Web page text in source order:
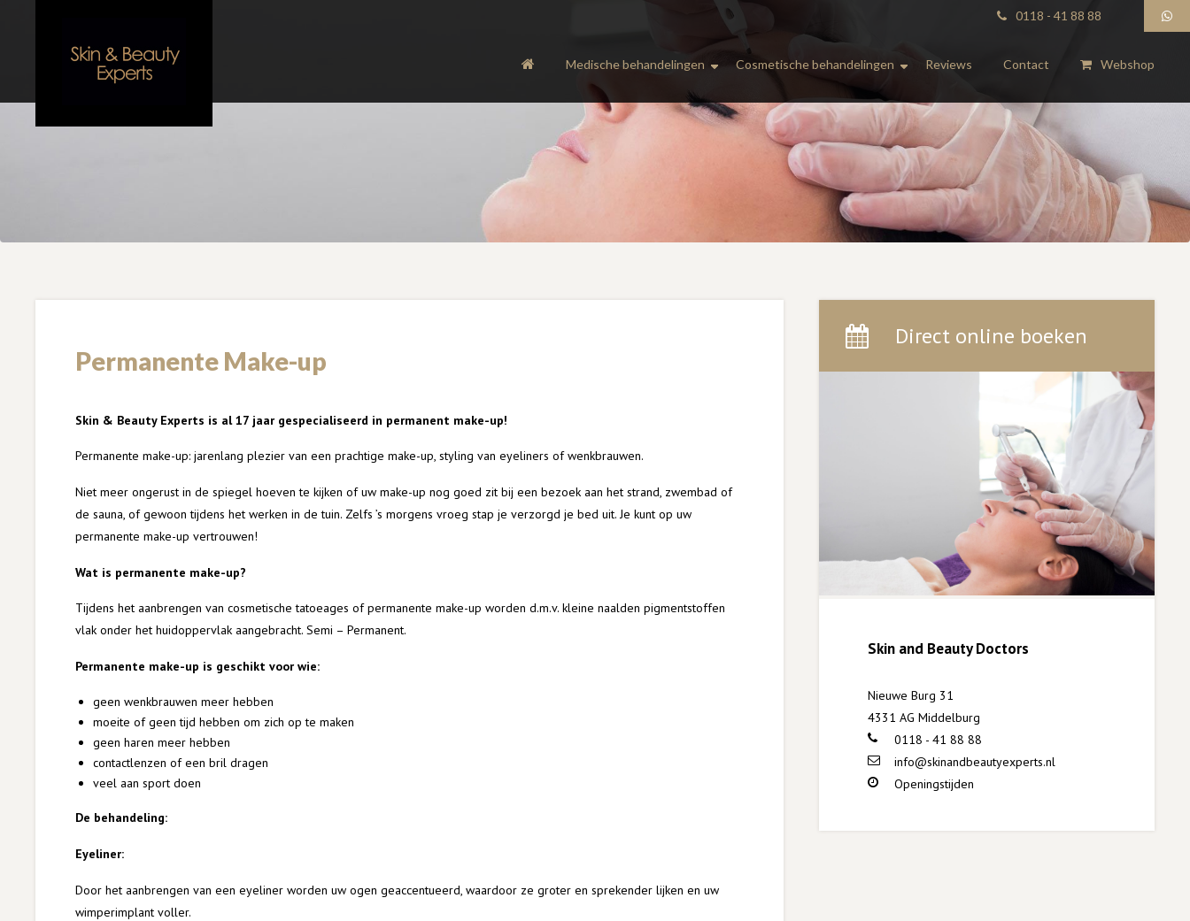
Medische behandelingen Cosmetische behandelingen Reviews Contact Webshop
0118 - 41 88 88
Permanente Make-up
Skin & Beauty Experts is al 17 jaar gespecialiseerd in permanent make-up!
Permanente make-up: jarenlang plezier van een prachtige make-up, styling van eyeliners of wenkbrauwen.
Niet meer ongerust in de spiegel hoeven te kijken of uw make-up nog goed zit bij een bezoek aan het strand, zwembad of
de sauna, of gewoon tijdens het werken in de tuin. Zelfs ’s morgens vroeg stap je verzorgd je bed uit. Je kunt op uw
permanente make-up vertrouwen!
Wat is permanente make-up?
Tijdens het aanbrengen van cosmetische tatoeages of permanente make-up worden d.m.v. kleine naalden pigmentstoffen
vlak onder het huidoppervlak aangebracht. Semi – Permanent.
Permanente make-up is geschikt voor wie:
geen wenkbrauwen meer hebben
moeite of geen tijd hebben om zich op te maken
geen haren meer hebben
contactlenzen of een bril dragen
veel aan sport doen
De behandeling:
Eyeliner:
Door het aanbrengen van een eyeliner worden uw ogen geaccentueerd, waardoor ze groter en sprekender lijken en uw
wimperimplant voller.
Direct online boeken
Skin and Beauty Doctors
Nieuwe Burg 31
4331 AG Middelburg
0118 - 41 88 88
info@skinandbeautyexperts.nl
Openingstijden